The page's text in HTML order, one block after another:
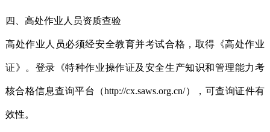
四、高处作业人员资质查验
高处作业人员必须经安全教育并考试合格，取得《高处作业
证》。登录《特种作业操作证及安全生产知识和管理能力考
核合格信息查询平台（http://cx.saws.org.cn/），可查询证件有
效性。